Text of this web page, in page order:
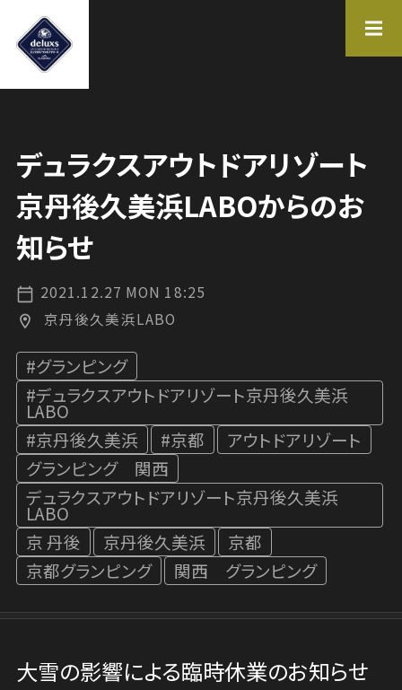
KYOTO
NARA
EVENT
お問合せ
CONTACT US
EXPERIENCE
COMPANY
お知らせ
NEWS
デュラクスアウトドアリゾート
京丹後久美浜LABOからのお
知らせ
2021.12.27 MON 18:25
京丹後久美浜LABO
#グランピング
#デュラクスアウトドアリゾート京丹後久美浜
LABO
#京丹後久美浜
#京都
アウトドアリゾート
グランピング 関西
デュラクスアウトドアリゾート京丹後久美浜
LABO
京 丹後
京丹後久美浜
京都
京都グランピング
関西 グランピング
大雪の影響による臨時休業のお知らせ